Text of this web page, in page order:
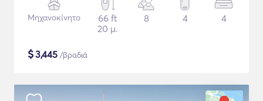
Μηχανοκίνητο
66 ft
20 μ.
8 4 4
$3,445 /βραδιά